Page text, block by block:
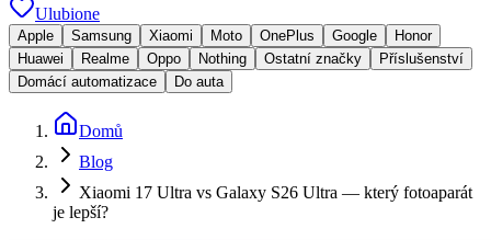
Ulubione
Apple Samsung Xiaomi Moto OnePlus Google
Honor
Huawei
Realme Oppo Nothing Ostatní značky
Příslušenství
Domácí automatizace
Do auta
Domů
Blog
Xiaomi 17 Ultra vs Galaxy S26 Ultra — který fotoaparát
je lepší?